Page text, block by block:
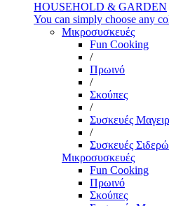
HOUSEHOLD & GARDEN
You can simply choose any
Μικροσυσκευές
Fun Cooking
/
Πρωινό
/
Σκούπες
/
Συσκευές
/
Συσκευές
Μικροσυσκευές
Fun Cooking
Πρωινό
Σκούπες